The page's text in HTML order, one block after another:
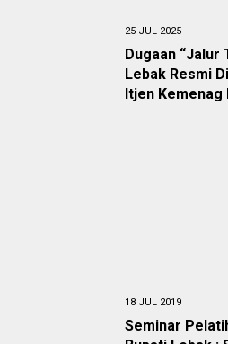
25 JUL 2025
Dugaan “Jalur
Lebak Resmi
Itjen Kemenag
18 JUL 2019
Seminar